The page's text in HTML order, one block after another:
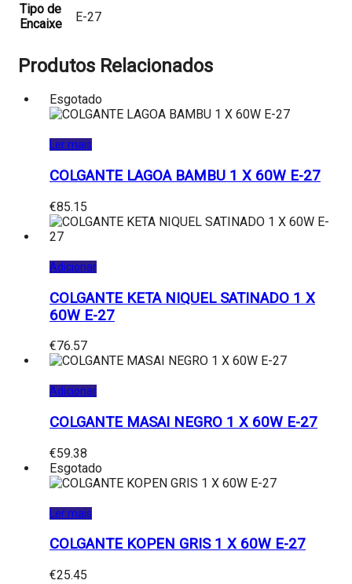
Tipo de
Encaixe
E-27
Produtos Relacionados
Esgotado
Ler mais
COLGANTE LAGOA BAMBU 1 X 60W E-27
€85.15
Adicionar
COLGANTE KETA NIQUEL SATINADO 1 X
60W E-27
€76.57
Adicionar
COLGANTE MASAI NEGRO 1 X 60W E-27
€59.38
Esgotado
Ler mais
COLGANTE KOPEN GRIS 1 X 60W E-27
€25.45